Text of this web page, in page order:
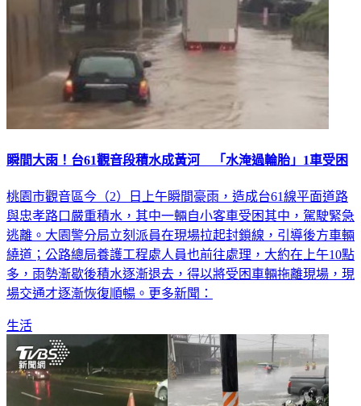
瞬間大雨！台61觀音段積水成黃河 「水淹過輪胎」1車受困
桃園市觀音區今（2）日上午瞬間豪雨，造成台61線平面道路
與忠孝路口嚴重積水，其中一輛自小客車受困其中，駕駛緊急
逃離。大園警分局立刻派員在現場拉起封鎖線，引導後方車輛
繞道；公路總局養護工程處人員也前往處理，大約在上午10點
多，雨勢漸歇後積水逐漸退去，得以將受困車輛拖離現場，現
場交通才逐漸恢復順暢。更多新聞：
生活